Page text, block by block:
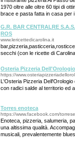
1970 oltre alle oltre 60 tipi di
brace e pasta fatta in casa per i
G.R. BAR CENTRALRE
ROS
www.lericettedicarolina.it
secchi (con le ricette di Carolina.
Osteria Pizzeria
https://
L'Osteria Pizzeria
con radici salde al territorio ed
Torres enoteca
https://www.facebook.com/
Enoteca, pizzeria, salumeria,
una altissima qualità.
musicali, prevalentemente